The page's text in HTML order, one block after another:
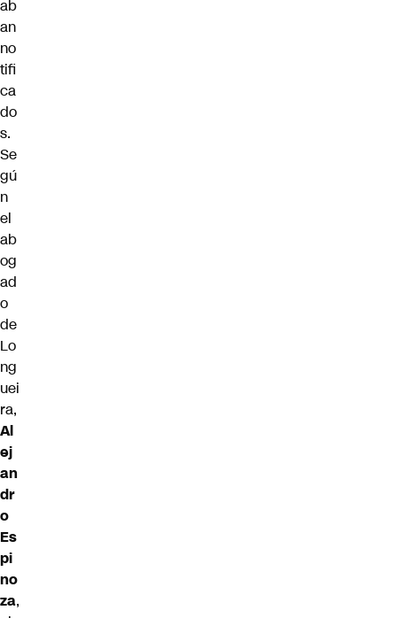
ab
an
no
tifi
ca
do
s.
Se
gú
n
el
ab
og
ad
o
de
Lo
ng
uei
ra,
Al
ej
an
dr
o
Es
pi
no
za,